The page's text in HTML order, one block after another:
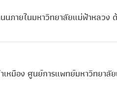
นภายในมหาวิทยาลัยแม่ฟ้าหลวง
เหมือง ศูนย์การแพทย์มหาวิทยาลั